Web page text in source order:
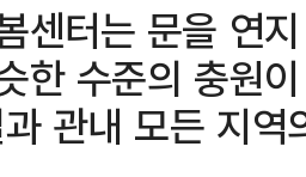
센터는 문을 연
한 수준의 충원
관내 모든 지